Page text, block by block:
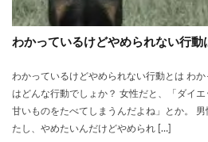
わかっているけどやめられない行動
わかっているけどやめられない行動とは わ
はどんな行動でしょか？ 女性だと、「ダイ
甘いものをたべてしまうんだよね」とか。
たし、やめたいんだけどやめられ […]